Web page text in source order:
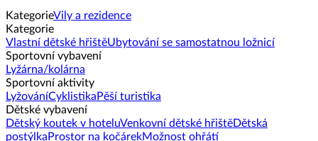
KategorieVily a rezidence
Kategorie
Vlastní dětské hřištěUbytování se samostatnou ložnicí
Sportovní vybavení
Lyžárna/kolárna
Sportovní aktivity
LyžováníCyklistika Pěší turistika
Dětské vybavení
Dětský koutek v hoteluVenkovní dětské hřištěDětská
postýlka Prostor na kočárekMožnost ohřátí